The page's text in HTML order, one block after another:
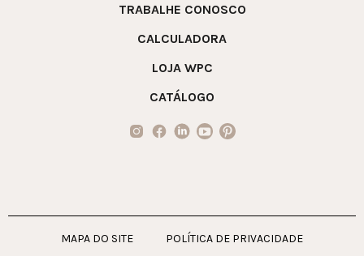
TRABALHE CONOSCO
CALCULADORA
LOJA WPC
CATÁLOGO
MAPA DO SITE POLÍTICA DE PRIVACIDADE